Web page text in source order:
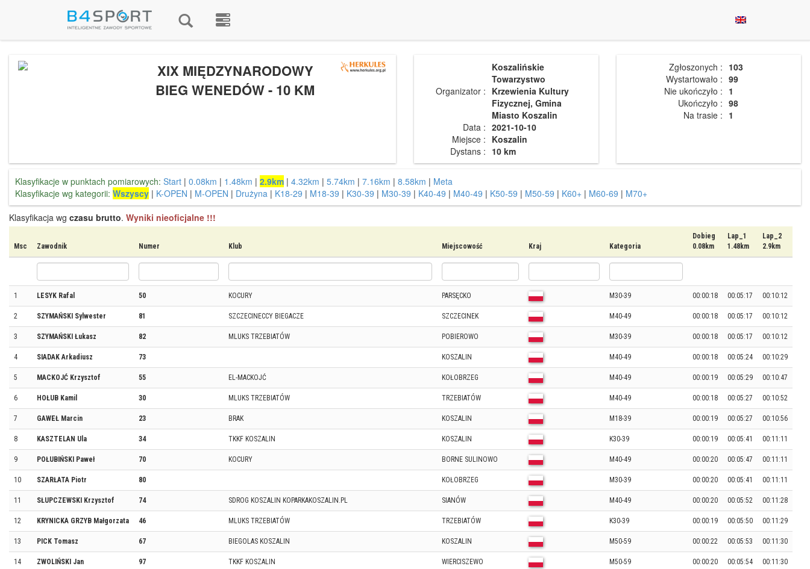
XIX MIĘDZYNARODOWY
BIEG WENEDÓW - 10 KM
Organizator :
Koszalińskie
Towarzystwo
Krzewienia Kultury
Fizycznej, Gmina
Miasto Koszalin
Data : 2021-10-10
Miejsce : Koszalin
Dystans : 10 km
Zgłoszonych : 103
Wystartowało : 99
Nie ukończyło : 1
Ukończyło : 98
Na trasie : 1
Klasyfikacje w punktach pomiarowych: Start | 0.08km | 1.48km | 2.9km | 4.32km | 5.74km | 7.16km | 8.58km | Meta
Klasyfikacje wg kategorii: Wszyscy | K-OPEN | M-OPEN | Drużyna | K18-29 | M18-39 | K30-39 | M30-39 | K40-49 | M40-49 | K50-59 | M50-59 | K60+ | M60-69 | M70+
Klasyfikacja wg czasu brutto. Wyniki nieoficjalne !!!
Msc Zawodnik Numer Klub Miejscowość Kraj Kategoria
Dobieg
0.08km
Lap_1
1.48km
Lap_2
2.9km
1 LESYK Rafal 50 KOCURY PARSĘCKO M30-39 00:00:18 00:05:17 00:10:12
2 SZYMAŃSKI Sylwester 81 SZCZECINECCY BIEGACZE SZCZECINEK M40-49 00:00:18 00:05:17 00:10:12
3 SZYMAŃSKI Łukasz 82 MLUKS TRZEBIATÓW POBIEROWO M30-39 00:00:18 00:05:17 00:10:12
4 SIADAK Arkadiusz 73 KOSZALIN M40-49 00:00:18 00:05:24 00:10:29
5 MACKOJĆ Krzysztof 55 EL-MACKOJĆ KOŁOBRZEG M40-49 00:00:19 00:05:29 00:10:47
6 HOŁUB Kamil 30 MLUKS TRZEBIATÓW TRZEBIATÓW M40-49 00:00:18 00:05:27 00:10:52
7 GAWEŁ Marcin 23 BRAK KOSZALIN M18-39 00:00:19 00:05:27 00:10:56
8 KASZTELAN Ula 34 TKKF KOSZALIN KOSZALIN K30-39 00:00:19 00:05:41 00:11:11
9 POŁUBIŃSKI Paweł 70 KOCURY BORNE SULINOWO M40-49 00:00:20 00:05:47 00:11:11
10 SZARŁATA Piotr 80 KOŁOBRZEG M30-39 00:00:20 00:05:41 00:11:11
11 SŁUPCZEWSKI Krzysztof 74 SDROG KOSZALIN KOPARKAKOSZALIN.PL SIANÓW M40-49 00:00:20 00:05:52 00:11:28
12 KRYNICKA GRZYB Małgorzata 46 MLUKS TRZEBIATÓW TRZEBIATÓW K30-39 00:00:19 00:05:50 00:11:29
13 PICK Tomasz 67 BIEGOLAS KOSZALIN KOSZALIN M50-59 00:00:22 00:05:53 00:11:30
14 ZWOLIŃSKI Jan 97 TKKF KOSZALIN WIERCISZEWO M50-59 00:00:20 00:05:54 00:11:30